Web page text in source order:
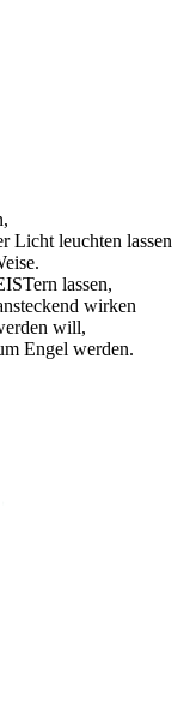
Licht leuchten lassen
lassen,
wirken
will,
Engel werden.